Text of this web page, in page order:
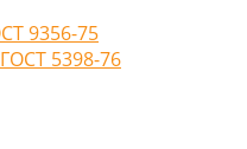
9356-75
5398-76